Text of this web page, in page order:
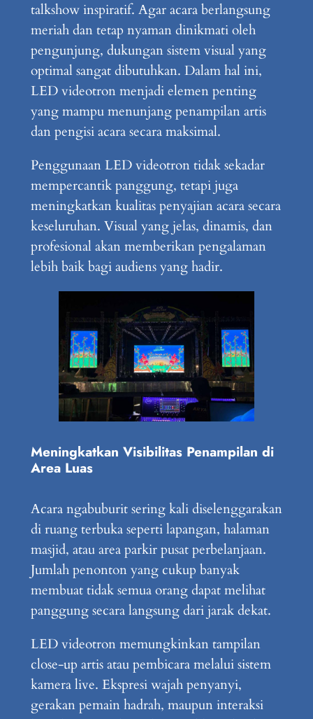
talkshow inspiratif. Agar acara berlangsung
meriah dan tetap nyaman dinikmati oleh
pengunjung, dukungan sistem visual yang
optimal sangat dibutuhkan. Dalam hal ini,
LED videotron menjadi elemen penting
yang mampu menunjang penampilan artis
dan pengisi acara secara maksimal.
Penggunaan LED videotron tidak sekadar
mempercantik panggung, tetapi juga
meningkatkan kualitas penyajian acara secara
keseluruhan. Visual yang jelas, dinamis, dan
profesional akan memberikan pengalaman
lebih baik bagi audiens yang hadir.
Meningkatkan Visibilitas Penampilan di
Area Luas
Acara ngabuburit sering kali diselenggarakan
di ruang terbuka seperti lapangan, halaman
masjid, atau area parkir pusat perbelanjaan.
Jumlah penonton yang cukup banyak
membuat tidak semua orang dapat melihat
panggung secara langsung dari jarak dekat.
LED videotron memungkinkan tampilan
close-up artis atau pembicara melalui sistem
kamera live. Ekspresi wajah penyanyi,
gerakan pemain hadrah, maupun interaksi